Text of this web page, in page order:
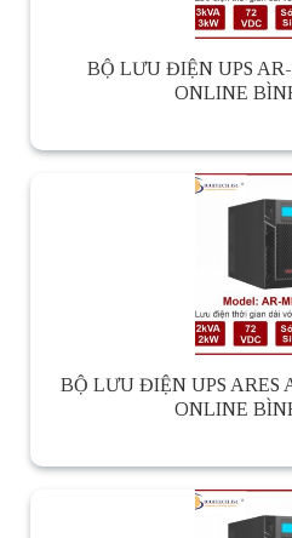
BỘ LƯU ĐIỆN UPS
ONLINE
BỘ LƯU ĐIỆN UPS ARES
ONLINE